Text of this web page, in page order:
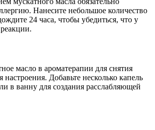
Нанесите небольшое количество
24 часа, чтобы убедиться, что у
масло в ароматерапии для снятия
настроения. Добавьте несколько капель
в ванну для создания расслабляющей